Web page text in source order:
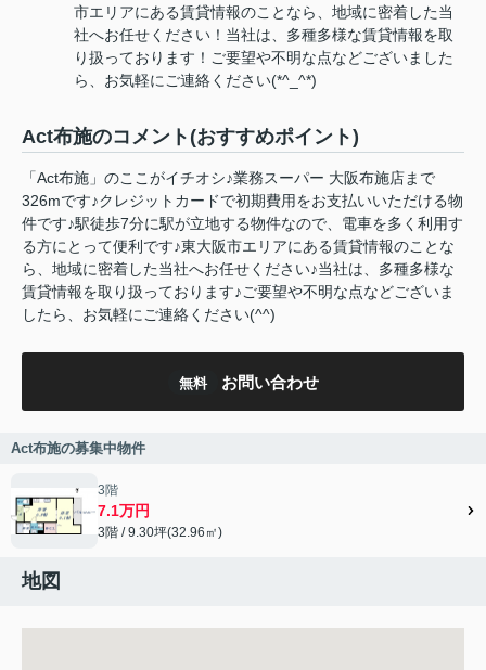
市エリアにある賃貸情報のことなら、地域に密着した当
社へお任せください！当社は、多種多様な賃貸情報を取
り扱っております！ご要望や不明な点などございました
ら、お気軽にご連絡ください(*^_^*)
Act布施のコメント(おすすめポイント)
「Act布施」のここがイチオシ♪業務スーパー 大阪布施店まで
326mです♪クレジットカードで初期費用をお支払いいただける物
件です♪駅徒歩7分に駅が立地する物件なので、電車を多く利用す
る方にとって便利です♪東大阪市エリアにある賃貸情報のことな
ら、地域に密着した当社へお任せください♪当社は、多種多様な
賃貸情報を取り扱っております♪ご要望や不明な点などございま
したら、お気軽にご連絡ください(^^)
無料 お問い合わせ
Act布施の募集中物件
3階
7.1万円
3階 / 9.30坪(32.96㎡)
地図